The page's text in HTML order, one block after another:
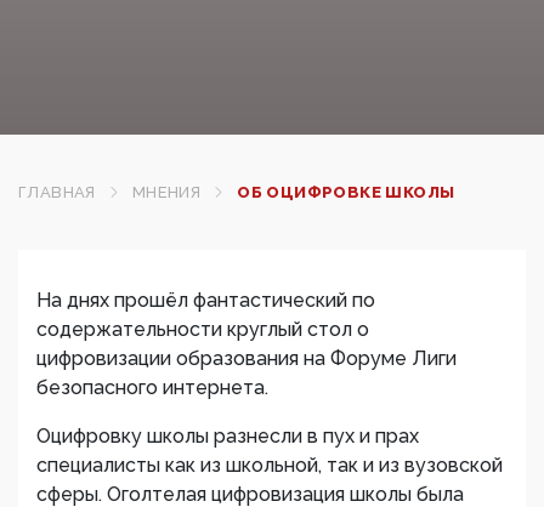
ГЛАВНАЯ МНЕНИЯ ОБ ОЦИФРОВКЕ ШКОЛЫ
На днях прошёл фантастический по
содержательности круглый стол о
цифровизации образования на Форуме Лиги
безопасного интернета.
Оцифровку школы разнесли в пух и прах
специалисты как из школьной, так и из вузовской
сферы. Оголтелая цифровизация школы была